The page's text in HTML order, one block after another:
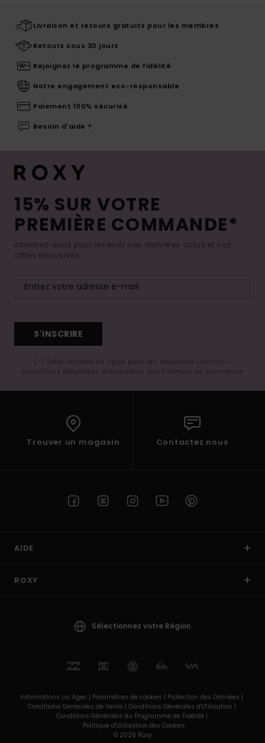
Livraison et retours gratuits pour les membres
Retours sous 30 jours
Rejoignez le programme de fidélité
Notre engagement eco-responsable
Paiement 100% sécurisé
Besoin d'aide ?
15% SUR VOTRE
PREMIÈRE COMMANDE*
Abonnez-vous pour recevoir nos dernières actus et nos
offres exclusives.
S'INSCRIRE
(*) Offre valable en ligne pour les nouveaux inscrits -
Conditions détaillées disponibles dans l'email de bienvenue
Trouver un magasin Contactez nous
AIDE
ROXY
Sélectionnez votre Région
Informations Loi Agec | Paramètres de cookies | Protection des Données |
Conditions Générales de Vente | Conditions Générales d'Utilisation |
Conditions Générales du Programme de Fidélité |
Politique d'Utilisation des Cookies
© 2026 Roxy